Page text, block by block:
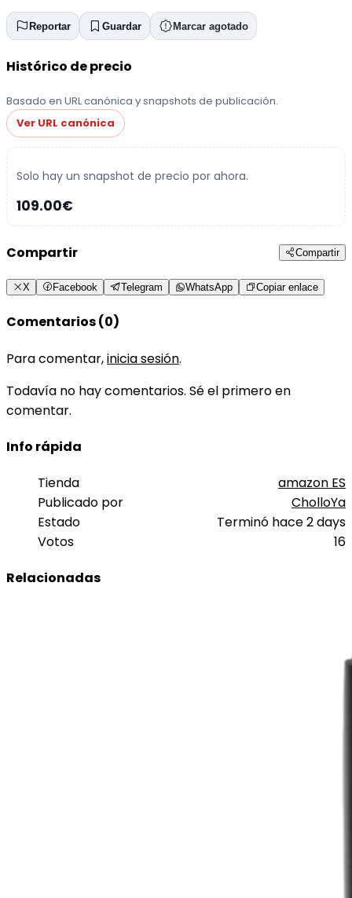
Reportar Guardar Marcar agotado
Histórico de precio
Basado en URL canónica y snapshots de publicación.
Ver URL canónica
Solo hay un snapshot de precio por ahora.
109.00€
Compartir Compartir
X Facebook Telegram WhatsApp Copiar enlace
Comentarios (0)
Para comentar,inicia sesión.
Todavía no hay comentarios. Sé el primero en
comentar.
Info rápida
Tienda
amazon ES
Publicado por
CholloYa
Estado
Terminó hace 2 days
Votos
16
Relacionadas